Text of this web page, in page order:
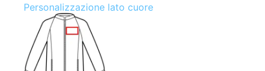
Personalizzazione lato cuore